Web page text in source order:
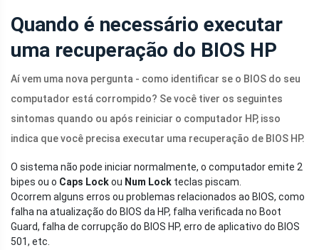
Quando é necessário executar
uma recuperação do BIOS HP
Aí vem uma nova pergunta - como identificar se o BIOS do seu
computador está corrompido? Se você tiver os seguintes
sintomas quando ou após reiniciar o computador HP, isso
indica que você precisa executar uma recuperação de BIOS HP.
O sistema não pode iniciar normalmente, o computador emite 2
bipes ou o Caps Lockou Num Lock teclas piscam.
Ocorrem alguns erros ou problemas relacionados ao BIOS, como
falha na atualização do BIOS da HP, falha verificada no Boot
Guard, falha de corrupção do BIOS HP, erro de aplicativo do BIOS
501, etc.